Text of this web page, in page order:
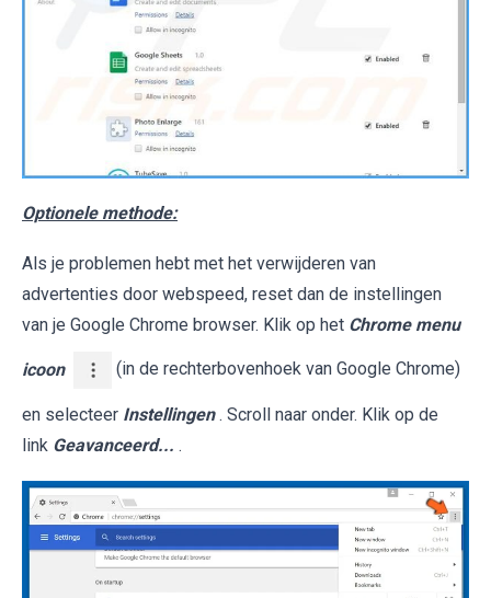
Optionele methode:
Als je problemen hebt met het verwijderen van
advertenties door webspeed, reset dan de instellingen
van je Google Chrome browser. Klik op het Chrome menu
icoon (in de rechterbovenhoek van Google Chrome)
en selecteer Instellingen . Scroll naar onder. Klik op de
link Geavanceerd... .